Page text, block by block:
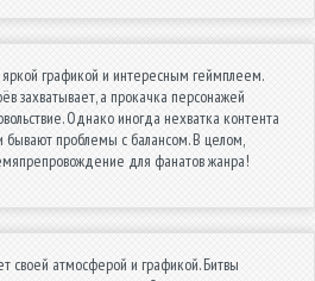
графикой и интересным геймплеем.
захватывает, а прокачка персонажей
Однако иногда нехватка контента
бывают проблемы с балансом. В целом,
для фанатов жанра!
своей атмосферой и графикой. Битвы